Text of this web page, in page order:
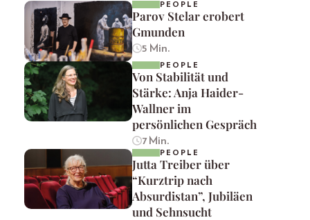
PEOPLE
Parov Stelar erobert
Gmunden
5 Min.
PEOPLE
Von Stabilität und
Stärke: Anja Haider-
Wallner im
persönlichen Gespräch
7 Min.
PEOPLE
Jutta Treiber über
“Kurztrip nach
Absurdistan”, Jubiläen
und Sehnsucht